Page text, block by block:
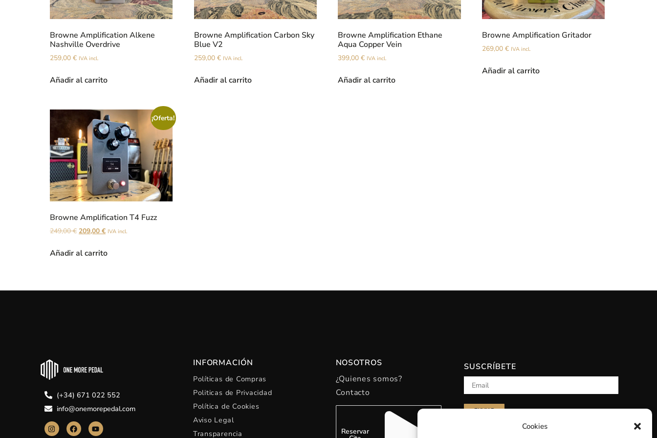
Cookies
Browne Amplification Alkene
Nashville Overdrive
259,00 € IVA incl.
Añadir al carrito
Browne Amplification Carbon Sky
Blue V2
259,00 € IVA incl.
Añadir al carrito
Browne Amplification Ethane
Aqua Copper Vein
399,00€ IVA incl.
Añadir al carrito
Browne Amplification Gritador
269,00€ IVA incl.
Añadir al carrito
¡Oferta!
Browne Amplification T4 Fuzz
249,00€ 209,00 € IVA incl.
Añadir al carrito
(+34) 671 022 552
info@onemorepedal.com
INFORMACIÓN
Políticas de Compras
Politicas de Privacidad
Política de Cookies
Aviso Legal
Transparencia
NOSOTROS
¿Quienes somos?
Contacto
Reservar
SUSCRÍBETE